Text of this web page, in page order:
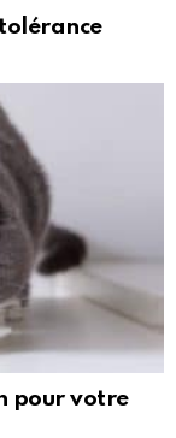
pour votre